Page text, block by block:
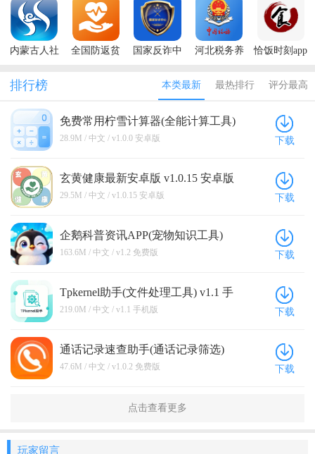
新版本2025
本
版
app
2025
内蒙古人社
证app
全国防返贫
国家反诈中
本2025
河北税务养
app
恰饭时刻app
排行榜 本类最新 最热排行 评分最高
免费常用柠雪计算器(全能计算工具)
v1.0.0 安卓版
28.9M / 中文 / v1.0.0 安卓版 下载
玄黄健康最新安卓版 v1.0.15 安卓版
29.5M / 中文 / v1.0.15 安卓版 下载
企鹅科普资讯APP(宠物知识工具)
v1.2 免费版
163.6M / 中文 / v1.2 免费版 下载
Tpkernel助手(文件处理工具) v1.1 手
机版
219.0M / 中文 / v1.1 手机版 下载
通话记录速查助手(通话记录筛选)
v1.0.2 免费版
47.6M / 中文 / v1.0.2 免费版 下载
点击查看更多
玩家留言